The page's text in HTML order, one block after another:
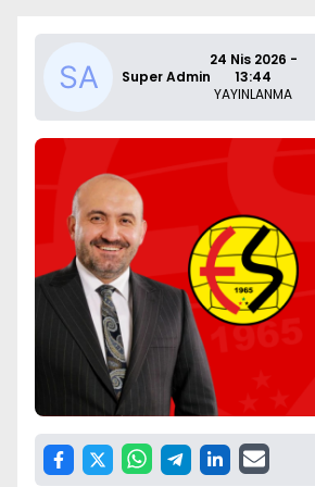
Super Admin
24 Nis 2026 -
13:44
YAYINLANMA